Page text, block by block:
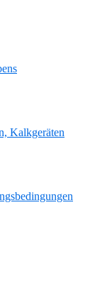
Kalkgeräten